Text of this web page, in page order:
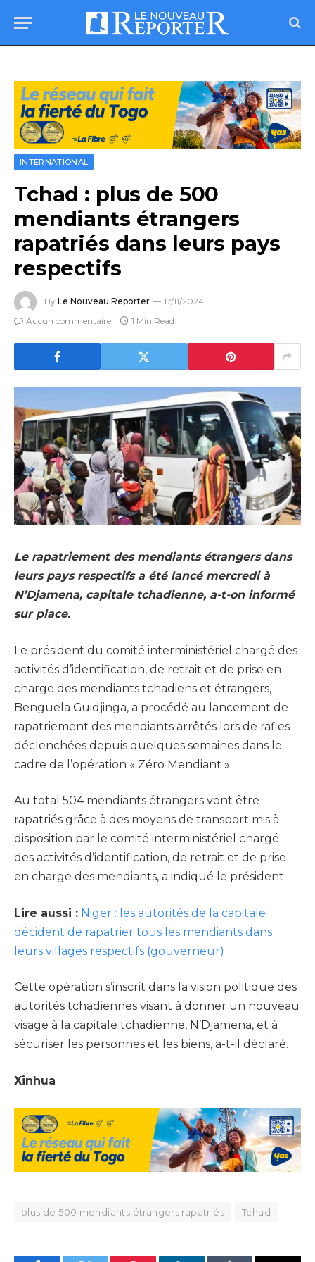
INTERNATIONAL
Tchad : plus de 500
mendiants étrangers
rapatriés dans leurs pays
respectifs
By Le Nouveau Reporter
17/11/2024
Aucun commentaire
1 Min Read
Le rapatriement des mendiants étrangers dans
leurs pays respectifs a été lancé mercredi à
N’Djamena, capitale tchadienne, a-t-on informé
sur place.
Le président du comité interministériel chargé des
activités d’identification, de retrait et de prise en
charge des mendiants tchadiens et étrangers,
Benguela Guidjinga, a procédé au lancement de
rapatriement des mendiants arrêtés lors de rafles
déclenchées depuis quelques semaines dans le
cadre de l’opération « Zéro Mendiant ».
Au total 504 mendiants étrangers vont être
rapatriés grâce à des moyens de transport mis à
disposition par le comité interministériel chargé
des activités d’identification, de retrait et de prise
en charge des mendiants, a indiqué le président.
Lire aussi : Niger : les autorités de la capitale
décident de rapatrier tous les mendiants dans
leurs villages respectifs (gouverneur)
Cette opération s’inscrit dans la vision politique des
autorités tchadiennes visant à donner un nouveau
visage à la capitale tchadienne, N’Djamena, et à
sécuriser les personnes et les biens, a-t-il déclaré.
Xinhua
plus de 500 mendiants étrangers rapatriés Tchad